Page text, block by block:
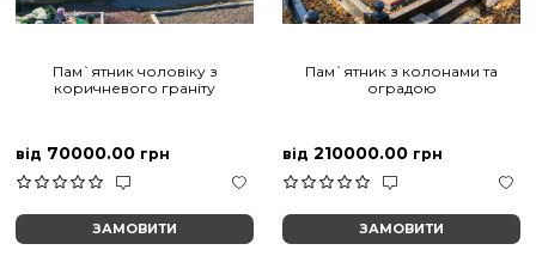
Пам`ятник чоловіку з
коричневого граніту
від 70000.00 грн
ЗАМОВИТИ
Пам`ятник з колонами та
оградою
від 210000.00 грн
ЗАМОВИТИ